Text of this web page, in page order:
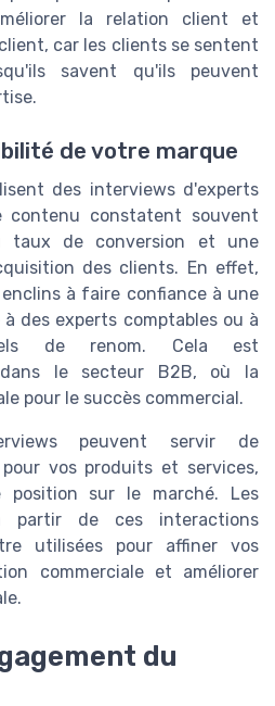
la relation client et
car les clients se sentent
savent qu'ils peuvent
de votre marque
des interviews d'experts
contenu constatent souvent
taux de conversion et une
des clients. En effet,
à faire confiance à une
des experts comptables ou à
de renom. Cela est
le secteur B2B, où la
pour le succès commercial.
peuvent servir de
vos produits et services,
position sur le marché. Les
partir de ces interactions
utilisées pour affiner vos
commerciale et améliorer
du